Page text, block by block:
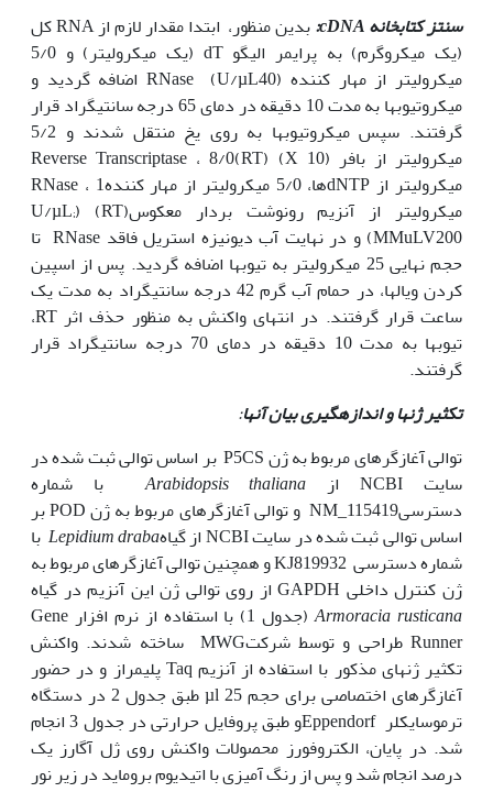
سنتز کتابخانهcDNA
:
بدین منظور، ابتدا مقدار لازم از RNA کل
(یک میکروگرم) به پرایمر الیگو dT (یک میکرولیتر) و 5/0
میکرولیتر از مهار کننده RNase (U/µL40) اضافه گردید و
میکروتیوب­ها به مدت 10 دقیقه در دمای 65 درجه سانتی­گراد قرار
گرفتند. سپس میکروتیوب­ها به روی یخ منتقل شدند و 5/2
میکرولیتر از بافر (X 10) (RT)Reverse Transcriptase ، 8/0
میکرولیتر از dNTP­ها، 5/0 میکرولیتر از مهار کنندهRNase ، 1
میکرولیتر از آنزیم رونوشت بردار معکوس(RT) (U/µL;
MMuLV200) و در نهایت آب دیونیزه استریل فاقد RNase تا
حجم نهایی 25 میکرولیتر به تیوب­ها اضافه گردید. پس از اسپین
کردن ویال­ها، در حمام آب گرم 42 درجه سانتی­گراد به مدت یک
ساعت قرار گرفتند. در انتهای واکنش به منظور حذف اثر RT،
تیوب­ها به مدت 10 دقیقه در دمای 70 درجه سانتی­گراد قرار
گرفتند.
تکثیرژن­ها و اندازه­گیری بیان آنها:
توالی آغازگرهای مربوط به ژن P5CS بر اساس توالی ثبت شده در
سایت NCBI از
Arabidopsis thalianaبا شماره
دسترسیNM_115419 و توالی آغازگرهای مربوط به ژن POD بر
اساس توالی ثبت شده در سایت NCBI از گیاه
Lepidium draba با
شماره دسترسی KJ819932 و همچنین توالی آغازگرهای مربوط به
ژن کنترل داخلی GAPDH از روی توالی ژن این آنزیم در گیاه
Armoracia rusticana
(جدول 1) با استفاده از نرم افزار Gene
Runner طراحی و توسط شرکتMWG ساخته شدند. واکنش
تکثیر ژن­های مذکور با استفاده از آنزیم Taq پلیمراز و در حضور
آغازگرهای اختصاصی برای حجم µl 25 طبق جدول 2 در دستگاه
ترموسایکلر Eppendorfو طبق پروفایل حرارتی در جدول 3 انجام
شد. در پایان، الکتروفورز محصولات واکنش روی ژل آگارز یک
درصد انجام شد و پس از رنگ آمیزی با اتیدیوم بروماید در زیر نور